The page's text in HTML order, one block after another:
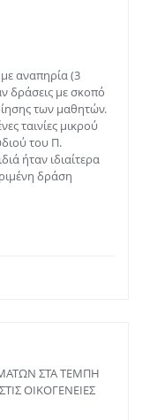
αναπηρία (3
δράσεις με σκοπό
των μαθητών.
ταινίες μικρού
του Π.
ήταν ιδιαίτερα
δράση
ΣΤΑ ΤΕΜΠΗ
ΟΙΚΟΓΕΝΕΙΕΣ